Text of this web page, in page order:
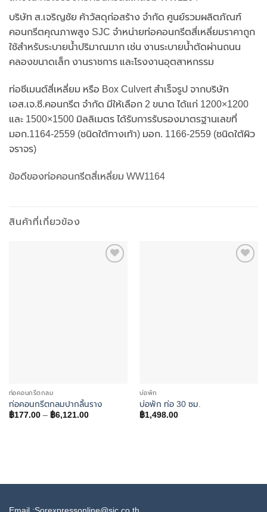
บริษัท ส.เจริญชัย ค้าวัสดุก่อสร้าง จำกัด ศูนย์รวมผลิตภัณฑ์
คอนกรีตคุณภาพสูง SJC จำหน่ายท่อคอนกรีตสี่เหลี่ยมราคาถูก
ใช้สำหรับระบายน้ำปริมาณมาก เช่น งานระบายน้ำตัดผ่านถนน
คลองขนาดเล็ก งานราชการ และโรงงานอุตสาหกรรม
ท่อซีเมนต์สี่เหลี่ยม หรือ Box Culvert สําเร็จรูป จากบริษัท
เอส.เจ.ซี.คอนกรีต จำกัด มีให้เลือก 2 ขนาด ได้แก่ 1200×1200
และ 1500×1500 มิลลิเมตร ได้รับการรับรองมาตรฐานเลขที่
มอก.1164-2559 (ชนิดใต้ทางเท้า) มอก. 1166-2559 (ชนิดใต้ผิว
จราจร)
ข้อดีของท่อคอนกรีตสี่เหลี่ยม WW1164
สินค้าที่เกี่ยวข้อง
ท่อคอนกรีตกลม
ท่อคอนกรีตกลมปากลิ้นราง
฿177.00 – ฿6,121.00Price
บ่อพัก
บ่อพัก ท่อ 30 ซม.
฿1,498.00
Email :Sorexpressonline@sjc.co.th